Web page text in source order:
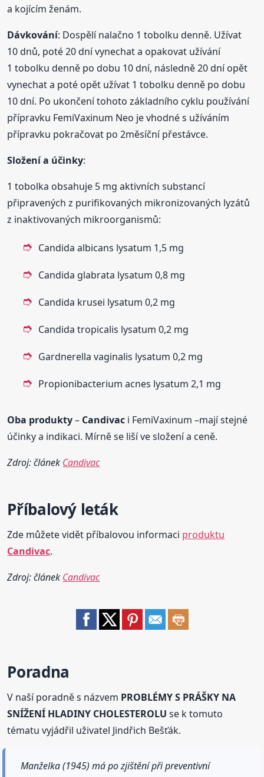
a kojícím ženám.
Dávkování: Dospělí nalačno 1 tobolku denně. Užívat
10 dnů, poté 20 dní vynechat a opakovat užívání
1 tobolku denně po dobu 10 dní, následně 20 dní opět
vynechat a poté opět užívat 1 tobolku denně po dobu
10 dní. Po ukončení tohoto základního cyklu používání
přípravku FemiVaxinum Neo je vhodné s užíváním
přípravku pokračovat po 2měsíční přestávce.
Složení a účinky:
1 tobolka obsahuje 5 mg aktivních substancí
připravených z purifikovaných mikronizovaných lyzátů
z inaktivovaných mikroorganismů:
Candida albicans lysatum 1,5 mg
Candida glabrata lysatum 0,8 mg
Candida krusei lysatum 0,2 mg
Candida tropicalis lysatum 0,2 mg
Gardnerella vaginalis lysatum 0,2 mg
Propionibacterium acnes lysatum 2,1 mg
Oba produkty– Candivac i FemiVaxinum –mají stejné
účinky a indikaci. Mírně se liší ve složení a ceně.
Zdroj: článek Candivac
Příbalový leták
Zde můžete vidět příbalovou informaci produktu
Candivac.
Zdroj: článek Candivac
Poradna
V naší poradně s názvem PROBLÉMY S PRÁŠKY NA
SNÍŽENÍ HLADINY CHOLESTEROLU se k tomuto
tématu vyjádřil uživatel Jindřich Bešťák.
Manželka (1945) má po zjištění při preventivní